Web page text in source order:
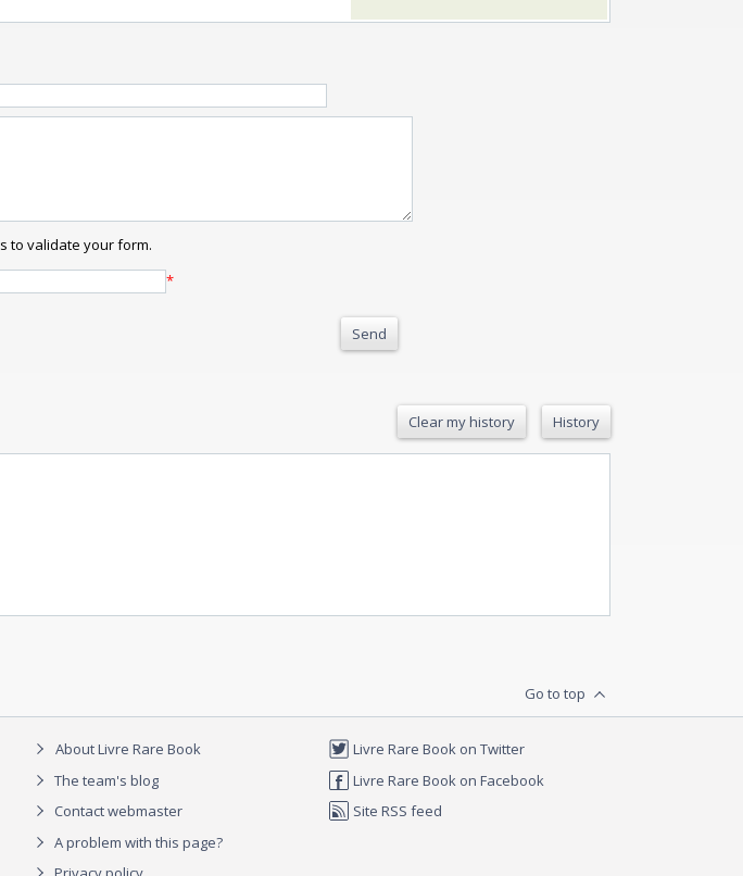
to validate your form.
*
Send
Clear my history History
Go to top
About Livre Rare Book
The team's blog
Contact webmaster
A problem with this page?
Livre Rare Book on Twitter
Livre Rare Book on Facebook
Site RSS feed